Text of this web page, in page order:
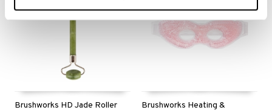
Brushworks HD Jade Roller
Brushworks Heating &